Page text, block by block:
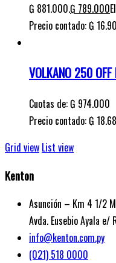
₲ 881.000.₲ 789.000
Precio contado: ₲
VOLKANO 250 OFF
Cuotas de:₲ 974.000
Precio contado: ₲
Grid view List view
Kenton
Asunción – Km 4 1/2
Avda. Eusebio Ayala e/
info@kenton.com.py
(021) 518 0000